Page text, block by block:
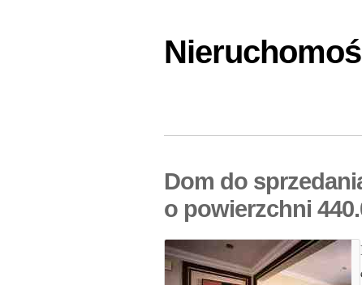
Dom do
o powierzchni